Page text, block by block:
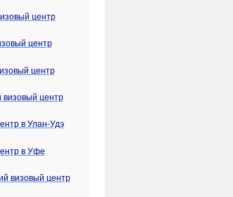
центр
центр
центр
визовый центр
в Улан-Удэ
в Уфе
визовый центр